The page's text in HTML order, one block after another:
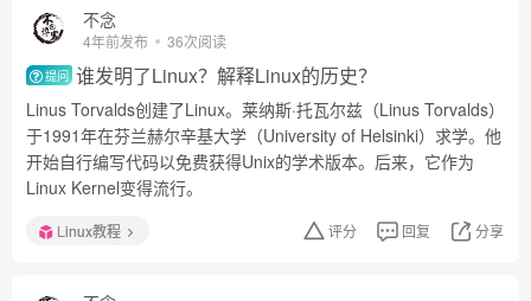
不念
4年前发布 36次阅读
提问 谁发明了Linux？解释Linux的历史？
Linus Torvalds创建了Linux。莱纳斯·托瓦尔兹（Linus Torvalds）
于1991年在芬兰赫尔辛基大学（University of Helsinki）求学。他
开始自行编写代码以免费获得Unix的学术版本。后来，它作为
Linux Kernel变得流行。
Linux教程 评分 回复 分享